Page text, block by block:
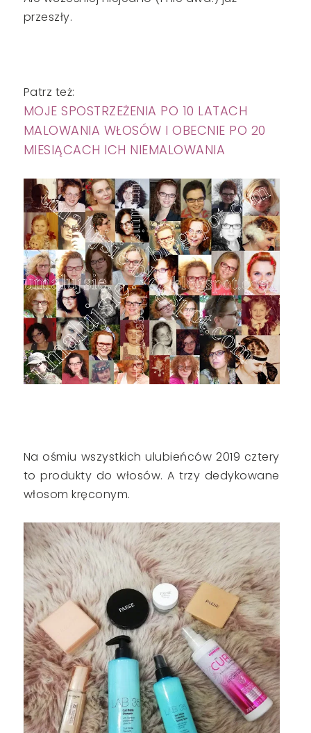
przeszły.
Patrz też:
MOJE SPOSTRZEŻENIA PO 10 LATACH
MALOWANIA WŁOSÓW I OBECNIE PO 20
MIESIĄCACH ICH NIEMALOWANIA
Na ośmiu wszystkich ulubieńców 2019 cztery
to produkty do włosów. A trzy dedykowane
włosom kręconym.